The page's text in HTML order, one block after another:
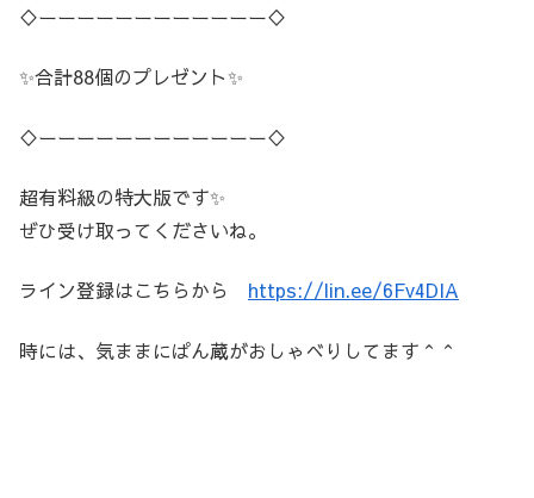
♢ーーーーーーーーーーーー♢
✨合計88個のプレゼント✨
♢ーーーーーーーーーーーー♢
超有料級の特大版です✨
ぜひ受け取ってくださいね。
ライン登録はこちらから https://lin.ee/6Fv4DIA
時には、気ままにぱん蔵がおしゃべりしてます＾＾